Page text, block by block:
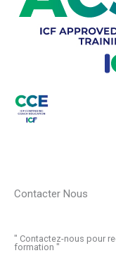
Contacter Nous
" Contactez-nous pour
formation "